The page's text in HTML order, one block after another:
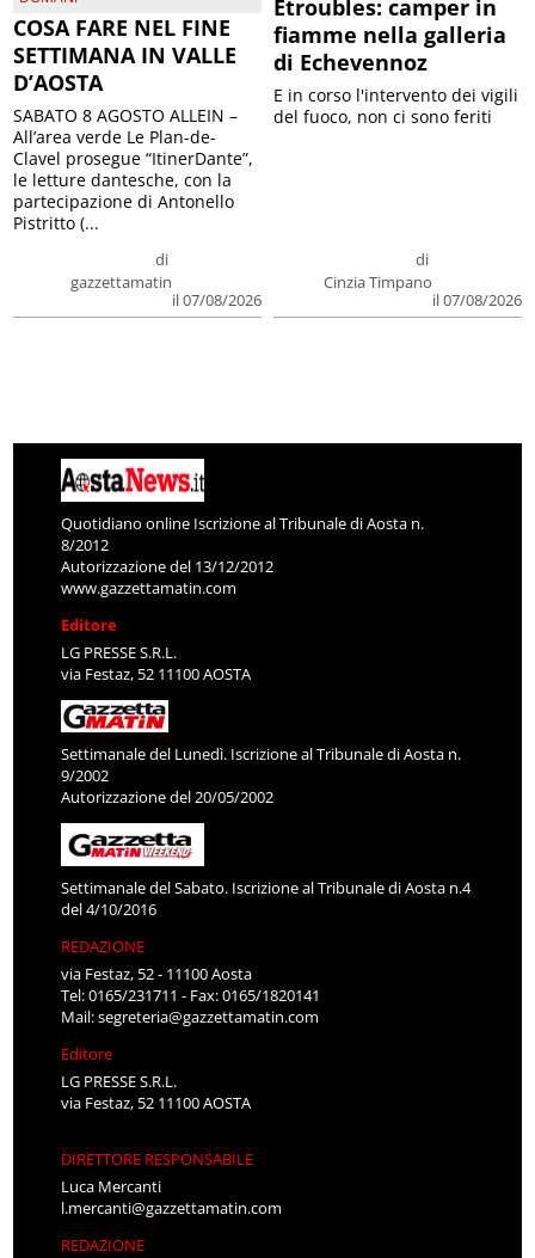
COSA FARE NEL FINE
SETTIMANA IN VALLE
D’AOSTA
di
gazzettamatin
il 07/08/2026
SABATO 8 AGOSTO ALLEIN –
All’area verde Le Plan-de-
Clavel prosegue “ItinerDante”,
le letture dantesche, con la
partecipazione di Antonello
Pistritto (...
Etroubles: camper in
fiamme nella galleria
di Echevennoz
di
Cinzia Timpano
il 07/08/2026
E in corso l'intervento dei vigili
del fuoco, non ci sono feriti
Quotidiano online Iscrizione al Tribunale di Aosta n.
8/2012
Autorizzazione del 13/12/2012
www.gazzettamatin.com
Editore
LG PRESSE S.R.L.
via Festaz, 52 11100 AOSTA
Settimanale del Lunedì. Iscrizione al Tribunale di Aosta n.
9/2002
Autorizzazione del 20/05/2002
Settimanale del Sabato. Iscrizione al Tribunale di Aosta n.4
del 4/10/2016
REDAZIONE
via Festaz, 52 - 11100 Aosta
Tel: 0165/231711 - Fax: 0165/1820141
Mail:segreteria@gazzettamatin.com
Editore
LG PRESSE S.R.L.
via Festaz, 52 11100 AOSTA
DIRETTORE RESPONSABILE
Luca Mercanti
l.mercanti@gazzettamatin.com
REDAZIONE